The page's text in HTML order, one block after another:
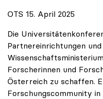
OTS 15. April 2025
Die
Partnereinrichtungen und
Forscherinnen und
Österreich zu schaffen.
Forschungscommunity in